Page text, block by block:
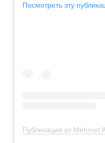
Посмотреть эту
Публикация от Mehmet